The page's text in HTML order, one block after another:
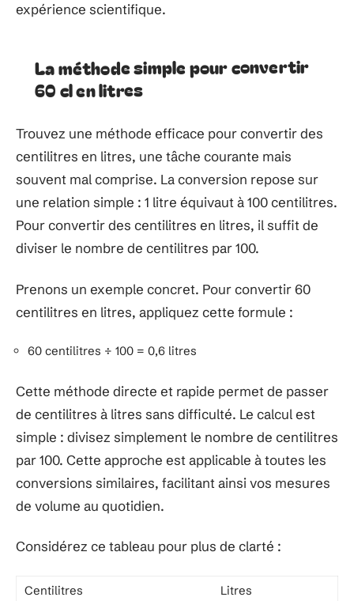
expérience scientifique.
La méthode simple pour convertir
60 cl en litres
Trouvez une méthode efficace pour convertir des
centilitres en litres, une tâche courante mais
souvent mal comprise. La conversion repose sur
une relation simple : 1 litre équivaut à 100 centilitres.
Pour convertir des centilitres en litres, il suffit de
diviser le nombre de centilitres par 100.
Prenons un exemple concret. Pour convertir 60
centilitres en litres, appliquez cette formule :
60 centilitres ÷ 100 = 0,6 litres
Cette méthode directe et rapide permet de passer
de centilitres à litres sans difficulté. Le calcul est
simple : divisez simplement le nombre de centilitres
par 100. Cette approche est applicable à toutes les
conversions similaires, facilitant ainsi vos mesures
de volume au quotidien.
Considérez ce tableau pour plus de clarté :
Centilitres Litres